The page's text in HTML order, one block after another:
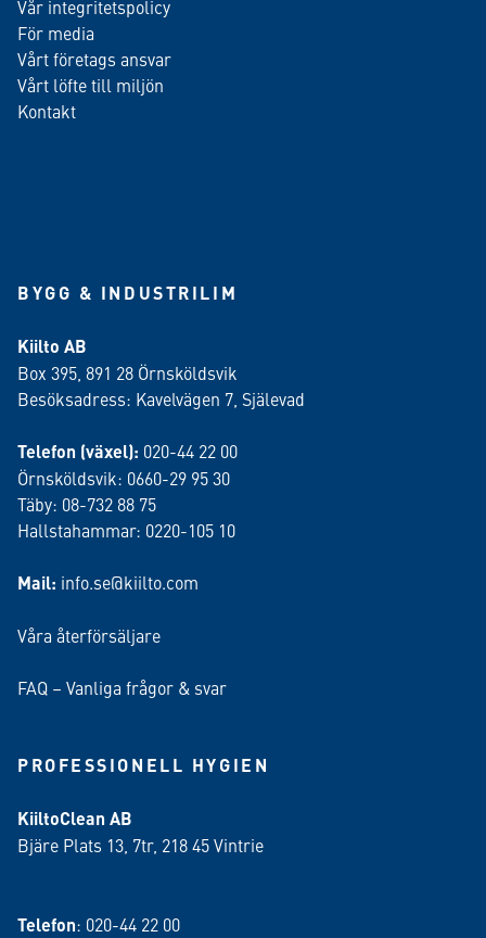
Vår integritetspolicy
För media
Vårt företags ansvar
Vårt löfte till miljön
Kontakt
BYGG & INDUSTRILIM
Kiilto AB
Box 395, 891 28 Örnsköldsvik
Besöksadress: Kavelvägen 7, Själevad
Telefon (växel): 020-44 22 00
Örnsköldsvik: 0660-29 95 30
Täby: 08-732 88 75
Hallstahammar: 0220-105 10
Mail: info.se@kiilto.com
Våra återförsäljare
FAQ – Vanliga frågor & svar
PROFESSIONELL HYGIEN
KiiltoClean AB
Bjäre Plats 13, 7tr, 218 45 Vintrie
Telefon: 020-44 22 00